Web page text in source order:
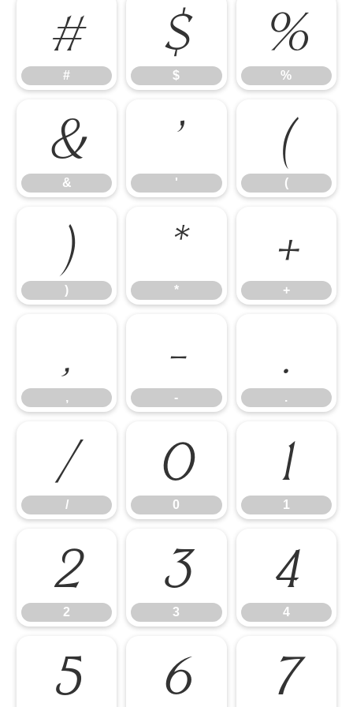
#
#
$
$
%
%
&
&
'
'
(
(
)
)
*
*
+
+
,
,
-
-
.
.
/
/
0
0
1
1
2
2
3
3
4
4
5 6 7